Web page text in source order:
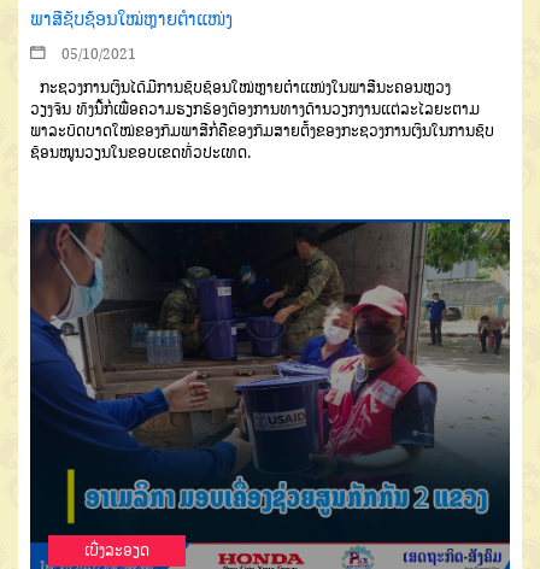
ພາສີຊັບຊ້ອນໃໝ່ຫຼາຍຕຳແໜ່ງ
05/10/2021
ກະຊວງການເງິນໄດ້ມີການຊັບຊ້ອນໃໝ່ຫຼາຍຕຳແໜ່ງໃນພາສີນະຄອນຫຼວງ
ວຽງຈັນ ທັງນີ້ກໍ່ເພື່ອຄວາມຮຽກຮ້ອງຕ້ອງການທາງດ້ານວຽກງານແຕ່ລະໄລຍະຕາມ
ພາລະບົດບາດໃໝ່ຂອງກົມພາສີກໍ່ຄືຂອງກົມສາຍຕັ້ງຂອງກະຊວງການເງິນໃນການຊັບ
ຊ້ອນໝູນວຽນໃນຂອບເຂດທົ່ວປະເທດ.
ເບີ່ງລະອຽດ